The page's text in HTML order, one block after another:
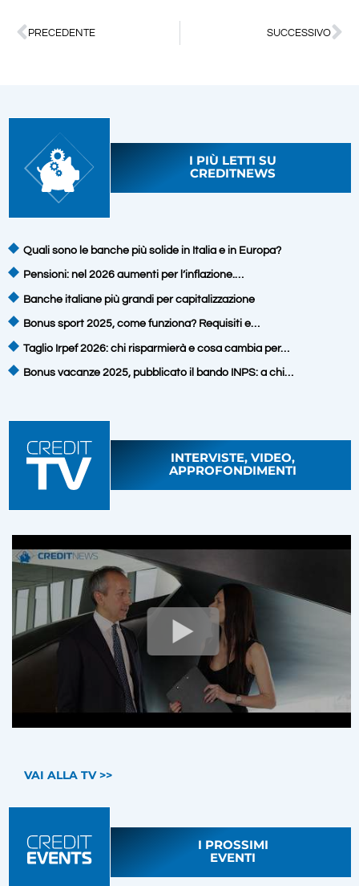
PRECEDENTE SUCCESSIVO
I PIÙ LETTI SU
CREDITNEWS
Quali sono le banche più solide in Italia e in Europa?
Pensioni: nel 2026 aumenti per l’inflazione.…
Banche italiane più grandi per capitalizzazione
Bonus sport 2025, come funziona? Requisiti e…
Taglio Irpef 2026: chi risparmierà e cosa cambia per…
Bonus vacanze 2025, pubblicato il bando INPS: a chi…
INTERVISTE, VIDEO,
APPROFONDIMENTI
VAI ALLA TV >>
I PROSSIMI
EVENTI